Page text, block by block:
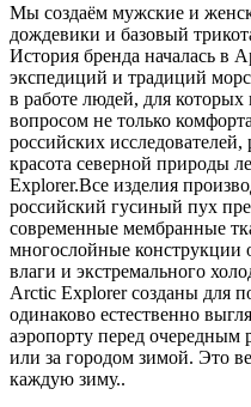
Мы создаём мужские и
дождевики и базовый
История бренда началась в
экспедиций и традиций
в работе людей, для
вопросом не только
российских
красота северной природы
Explorer.Все изделия
российский гусиный пух
современные мембранные
многослойные конструкции
влаги и экстремального
Arctic Explorer созданы для
одинаково естественно
аэропорту перед очередным
или за городом зимой. Это
каждую зиму..